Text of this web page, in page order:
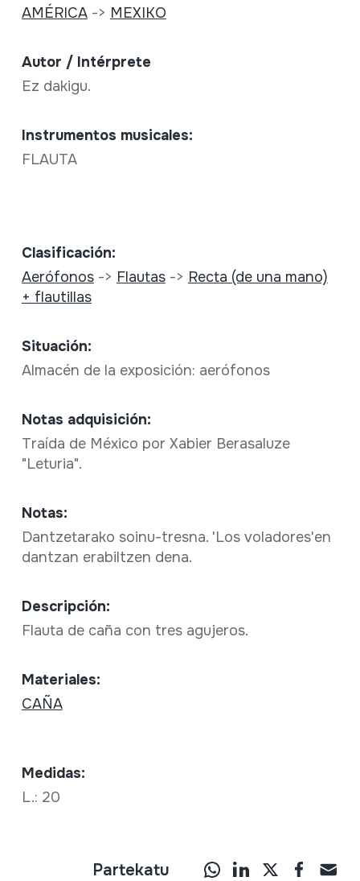
AMÉRICA-> MEXIKO
Autor / Intérprete
Ez dakigu.
Instrumentos musicales:
FLAUTA
Clasificación:
Aerófonos-> Flautas-> Recta (de una mano)
+ flautillas
Situación:
Almacén de la exposición: aerófonos
Notas adquisición:
Traída de México por Xabier Berasaluze
"Leturia".
Notas:
Dantzetarako soinu-tresna. 'Los voladores'en
dantzan erabiltzen dena.
Descripción:
Flauta de caña con tres agujeros.
Materiales:
CAÑA
Medidas:
L.: 20
Partekatu